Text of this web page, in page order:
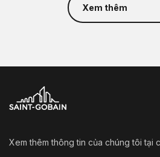
Xem thêm
Xem thêm thông tin của chúng tôi tại